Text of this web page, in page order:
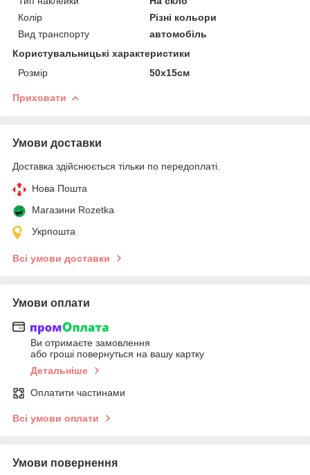
Колір
Різні кольори
Вид транспорту
автомобіль
Користувальницькі характеристики
Розмір
50х15см
Приховати
Умови доставки
Доставка здійснюється тільки по передоплаті.
Нова Пошта
Магазини Rozetka
Укрпошта
Всі умови доставки
Умови оплати
Ви отримаєте замовлення
або гроші повернуться на вашу картку
Детальніше
Оплатити частинами
Всі умови оплати
Умови повернення